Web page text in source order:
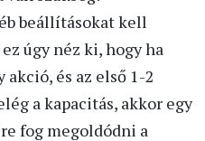
beállításokat kell
úgy néz ki, hogy ha
és az első 1-2
a kapacitás, akkor egy
fog megoldódni a